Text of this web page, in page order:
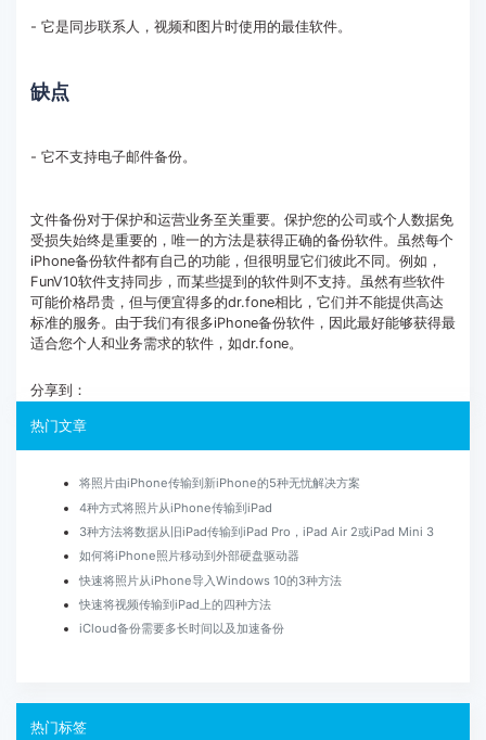
- 它是同步联系人，视频和图片时使用的最佳软件。
缺点
- 它不支持电子邮件备份。
文件备份对于保护和运营业务至关重要。保护您的公司或个人数据免
受损失始终是重要的，唯一的方法是获得正确的备份软件。虽然每个
iPhone备份软件都有自己的功能，但很明显它们彼此不同。例如，
FunV10软件支持同步，而某些提到的软件则不支持。虽然有些软件
可能价格昂贵，但与便宜得多的dr.fone相比，它们并不能提供高达
标准的服务。由于我们有很多iPhone备份软件，因此最好能够获得最
适合您个人和业务需求的软件，如dr.fone。
分享到：
热门文章
将照片由iPhone传输到新iPhone的5种无忧解决方案
4种方式将照片从iPhone传输到iPad
3种方法将数据从旧iPad传输到iPad Pro，iPad Air 2或iPad Mini 3
如何将iPhone照片移动到外部硬盘驱动器
快速将照片从iPhone导入Windows 10的3种方法
快速将视频传输到iPad上的四种方法
iCloud备份需要多长时间以及加速备份
热门标签